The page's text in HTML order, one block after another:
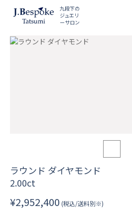
九段下の
ジュエリ
ーサロン
ラウンド ダイヤモンド
2.00ct
¥2,952,400 (税込/送料別※)